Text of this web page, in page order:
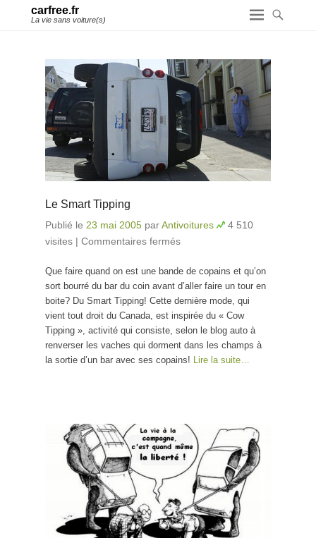
carfree.fr
La vie sans voiture(s)
Le Smart Tipping
Publié le 23 mai 2005 parAntivoitures
4 510
visites | Commentaires fermés
Que faire quand on est une bande de copains et qu’on
sort bourré du bar du coin avant d’aller faire un tour en
boite? Du Smart Tipping! Cette dernière mode, qui
vient tout droit du Canada, est inspirée du « Cow
Tipping », activité qui consiste, selon le blog auto à
renverser les vaches qui dorment dans les champs à
la sortie d’un bar avec ses copains!
Lire la suite…